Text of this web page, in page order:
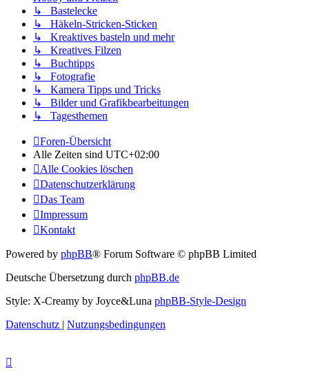
↳ Bastelecke
↳ Häkeln-Stricken-Sticken
↳ Kreaktives basteln und mehr
↳ Kreatives Filzen
↳ Buchtipps
↳ Fotografie
↳ Kamera Tipps und Tricks
↳ Bilder und Grafikbearbeitungen
↳ Tagesthemen
Foren-Übersicht
Alle Zeiten sind UTC+02:00
Alle Cookies löschen
Datenschutzerklärung
Das Team
Impressum
Kontakt
Powered by phpBB® Forum Software © phpBB Limited
Deutsche Übersetzung durch phpBB.de
Style: X-Creamy by Joyce&Luna phpBB-Style-Design
Datenschutz | Nutzungsbedingungen